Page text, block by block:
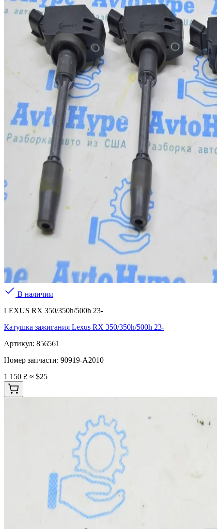
В наличии
LEXUS RX 350/350h/500h 23-
Катушка зажигания Lexus RX 350/350h/500h 23-
Артикул: 856561
Номер запчасти: 90919-A2010
1 150 ₴ ≈ $25